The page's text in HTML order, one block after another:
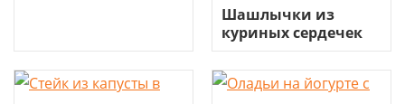
Шашлычки из
куриных сердечек